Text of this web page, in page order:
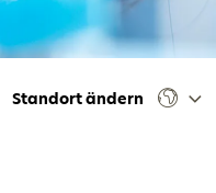
Standort ändern